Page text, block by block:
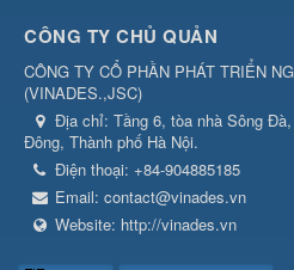
CÔNG TY CHỦ QUẢN
CÔNG TY CỔ PHẦN PHÁT TRIỂN
(VINADES.,JSC)
Địa chỉ: Tầng 6, tòa nhà Sông
Đông, Thành phố Hà Nội.
Điện thoại: +84-904885185
Email: contact@vinades.vn
Website: http://vinades.vn